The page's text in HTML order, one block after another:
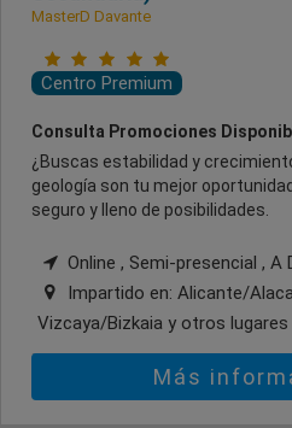
MasterD Davante
Centro Premium
Consulta Promociones
¿Buscas estabilidad y
geología son tu mejor
seguro y lleno de posibilidades.
Online , Semi-presencial , A
Impartido en: Alicante/
Vizcaya/Bizkaia y otros lugares
Más